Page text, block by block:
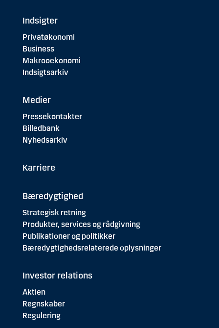
Indsigter
Privatøkonomi
Business
Makrooekonomi
Indsigtsarkiv
Medier
Pressekontakter
Billedbank
Nyhedsarkiv
Karriere
Bæredygtighed
Strategisk retning
Produkter, services og rådgivning
Publikationer og politikker
Bæredygtighedsrelaterede oplysninger
Investor relations
Aktien
Regnskaber
Regulering